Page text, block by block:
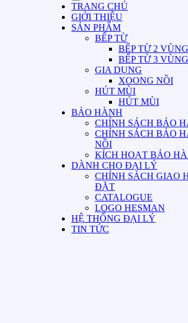
TRANG CHỦ
GIỚI THIỆU
SẢN PHẨM
BẾP TỪ
BẾP TỪ 2
BẾP TỪ 3
GIA DỤNG
XOONG NỒI
HÚT MÙI
HÚT MÙI
BẢO HÀNH
CHÍNH SÁCH BẢO
CHÍNH SÁCH BẢO
NỒI
KÍCH HOẠT BẢO
DÀNH CHO ĐẠI LÝ
CHÍNH SÁCH GIAO
ĐẶT
CATALOGUE
LOGO HESMAN
HỆ THỐNG ĐẠI LÝ
TIN TỨC